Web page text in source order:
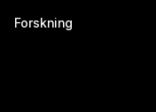
Forskning